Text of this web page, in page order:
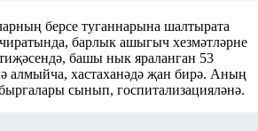
берсе туганнарына шалтырата
барлык ашыгыч хезмәтләрне
башы нык яраланган 53
алмыйча, хастаханәдә җан бирә. Аның
сынып, госпитализацияләнә.